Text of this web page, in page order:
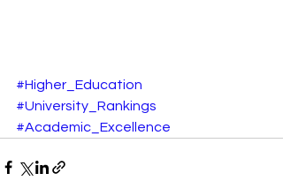
#Higher_Education
#University_Rankings
#Academic_Excellence